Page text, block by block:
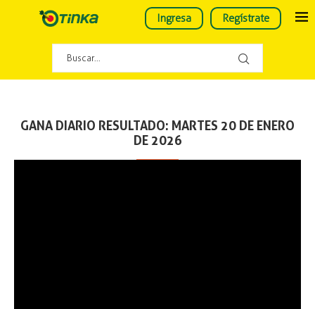
Ingresa Regístrate
GANA DIARIO RESULTADO: MARTES 20 DE ENERO
DE 2026